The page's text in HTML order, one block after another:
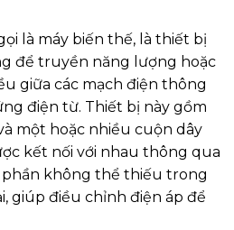
là máy biến thế, là thiết bị
để truyền năng lượng hoặc
giữa các mạch điện thông
điện từ. Thiết bị này gồm
một hoặc nhiều cuộn dây
kết nối với nhau thông qua
không thể thiếu trong
giúp điều chỉnh điện áp để